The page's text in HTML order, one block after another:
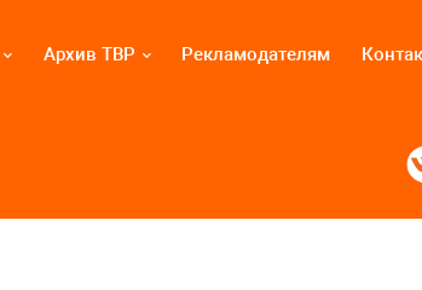
Архив ТВР Рекламодателям